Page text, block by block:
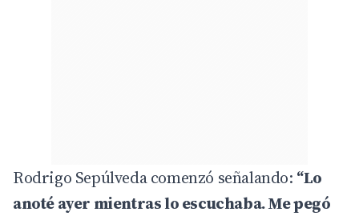
Rodrigo Sepúlveda comenzó señalando: “Lo
anoté ayer mientras lo escuchaba. Me pegó